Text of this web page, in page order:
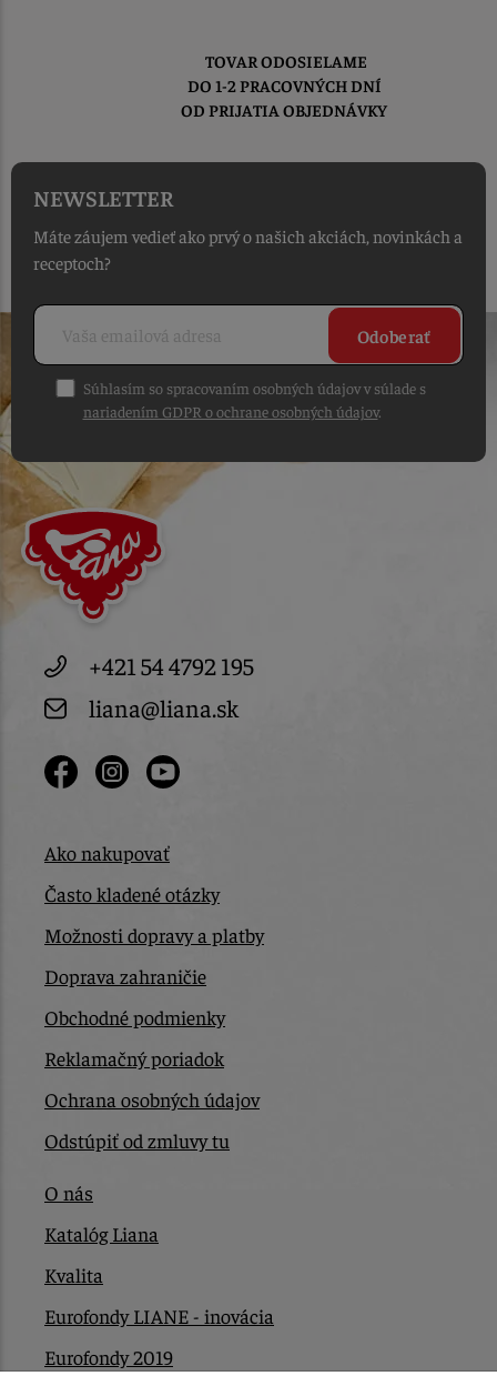
TOVAR ODOSIELAME
DO 1-2 PRACOVNÝCH DNÍ
OD PRIJATIA OBJEDNÁVKY
NEWSLETTER
Máte záujem vedieť ako prvý o našich akciách, novinkách a
receptoch?
Odoberať
Súhlasím so spracovaním osobných údajov v súlade s
nariadením GDPR o ochrane osobných údajov.
+421 54 4792 195
liana@liana.sk
Ako nakupovať
Často kladené otázky
Možnosti dopravy a platby
Doprava zahraničie
Obchodné podmienky
Reklamačný poriadok
Ochrana osobných údajov
Odstúpiť od zmluvy tu
O nás
Katalóg Liana
Kvalita
Eurofondy LIANE - inovácia
Eurofondy 2019